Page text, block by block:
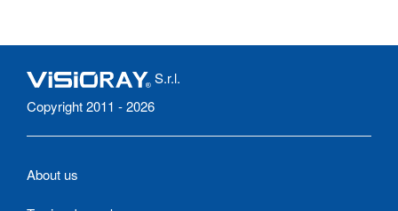
S.r.l.
Copyright 2011 - 2026
About us